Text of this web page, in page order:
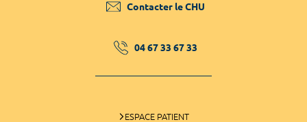
Contacter le CHU
04 67 33 67 33
ESPACE PATIENT